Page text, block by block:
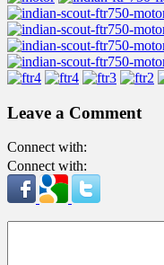
Leave a Comment
Connect with:
Connect with: